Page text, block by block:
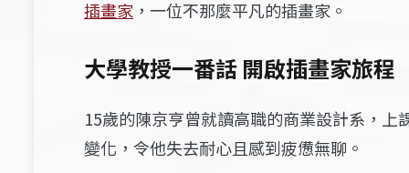
插畫家 ，一位不那麼平凡的插畫家。
大學教授一番話 開啟插畫家旅程
15歲的陳京亨曾就讀高職的商業設計系，上
變化，令他失去耐心且感到疲憊無聊。